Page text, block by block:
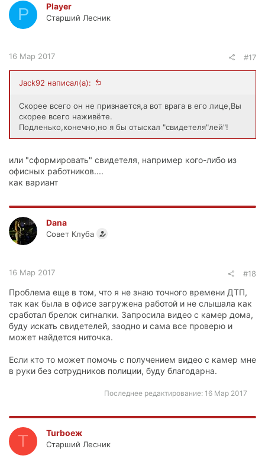
P Player
Старший Лесник
16 Мар 2017 #17
Jack92 написал(а):
Скорее всего он не признается,а вот врага в его лице,Вы
скорее всего наживёте.
Подленько,конечно,но я бы отыскал "свидетеля"лей"!
или "сформировать" свидетеля, например кого-либо из
офисных работников....
как вариант
Dana
Совет Клуба
16 Мар 2017 #18
Проблема еще в том, что я не знаю точного времени ДТП,
так как была в офисе загружена работой и не слышала как
сработал брелок сигналки. Запросила видео с камер дома,
буду искать свидетелей, заодно и сама все проверю и
может найдется ниточка.
Если кто то может помочь с получением видео с камер мне
в руки без сотрудников полиции, буду благодарна.
Последнее редактирование: 16 Мар 2017
T Turboеж
Старший Лесник